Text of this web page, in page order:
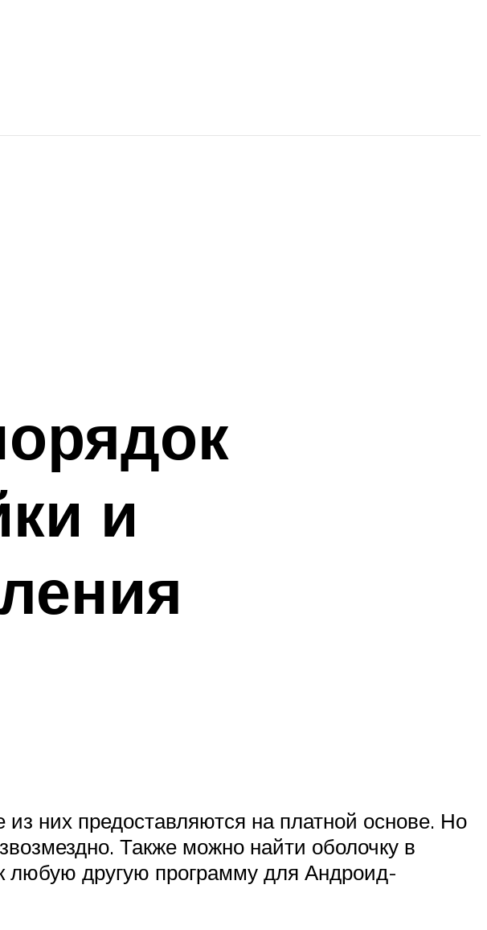
и
них предоставляются на платной основе. Но
Также можно найти оболочку в
любую другую программу для Андроид-